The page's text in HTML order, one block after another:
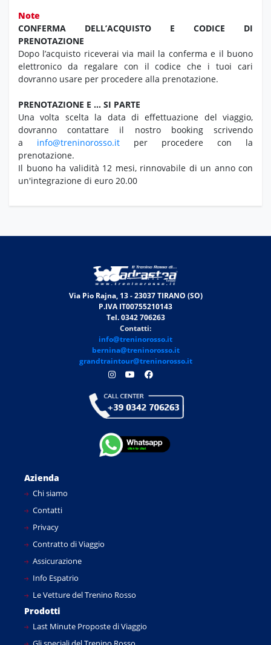
Note
CONFERMA DELL’ACQUISTO E CODICE DI
PRENOTAZIONE
Dopo l’acquisto riceverai via mail la conferma e il buono
elettronico da regalare con il codice che i tuoi cari
dovranno usare per procedere alla prenotazione.
PRENOTAZIONE E … SI PARTE
Una volta scelta la data di effettuazione del viaggio,
dovranno contattare il nostro booking scrivendo
a info@treninorosso.it per procedere con la
prenotazione.
Il buono ha validità 12 mesi, rinnovabile di un anno con
un'integrazione di euro 20.00
Via Pio Rajna, 13 - 23037 TIRANO (SO)
P.IVA IT00755210143
Tel. 0342 706263
Contatti:
info@treninorosso.it
bernina@treninorosso.it
grandtraintour@treninorosso.it
Azienda
Chi siamo
Contatti
Privacy
Contratto di Viaggio
Assicurazione
Info Espatrio
Le Vetture del Trenino Rosso
Prodotti
Last Minute Proposte di Viaggio